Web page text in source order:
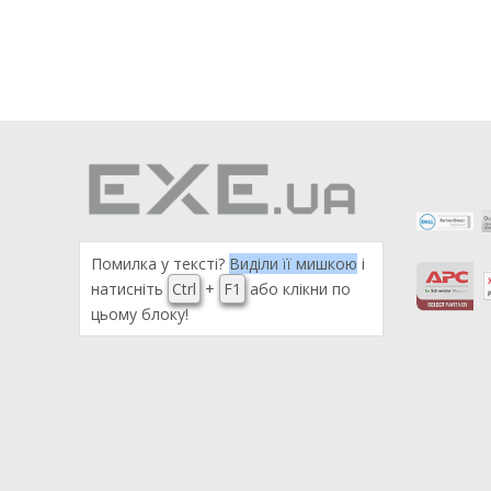
Помилка у тексті? Виділи її мишкою і
натисніть Ctrl + F1
або клікни по
цьому блоку!